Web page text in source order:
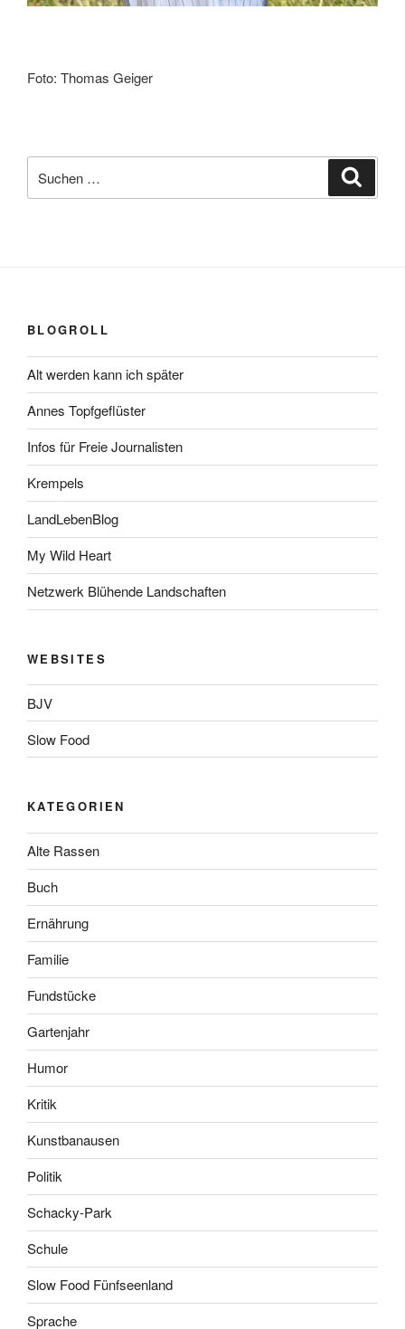
Foto: Thomas Geiger
nach:
BLOGROLL
Alt werden kann ich später
Annes Topfgeflüster
Infos für Freie Journalisten
Krempels
LandLebenBlog
My Wild Heart
Netzwerk Blühende Landschaften
WEBSITES
BJV
Slow Food
KATEGORIEN
Alte Rassen
Buch
Ernährung
Familie
Fundstücke
Gartenjahr
Humor
Kritik
Kunstbanausen
Politik
Schacky-Park
Schule
Slow Food Fünfseenland
Sprache